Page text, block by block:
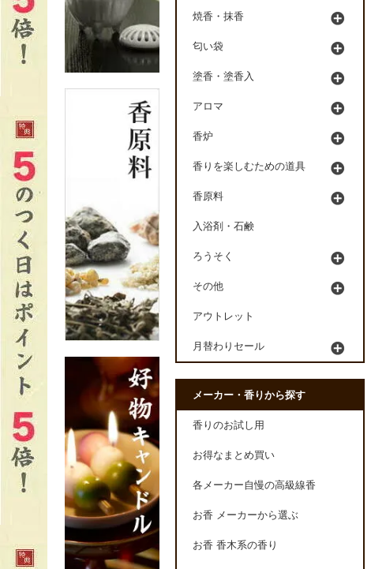
焼香・抹香
匂い袋
塗香・塗香入
アロマ
香炉
香りを楽しむための道具
香原料
入浴剤・石鹸
ろうそく
その他
アウトレット
月替わりセール
メーカー・香りから探す
香りのお試し用
お得なまとめ買い
各メーカー自慢の高級線香
お香 メーカーから選ぶ
お香 香木系の香り